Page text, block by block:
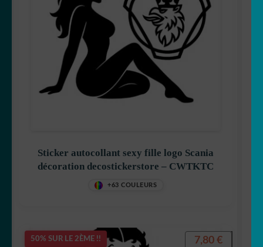
Sticker autocollant sexy fille logo Scania
décoration decostickerstore – CWTKTC
+63 COULEURS
50% SUR LE 2ÈME !! 7,80 €